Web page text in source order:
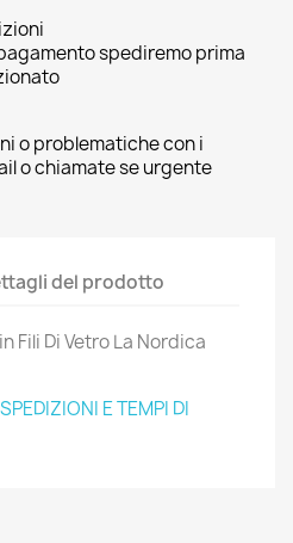
spediremo prima
o problematiche con i
o chiamate se urgente
del prodotto
Fili Di Vetro La Nordica
E TEMPI DI